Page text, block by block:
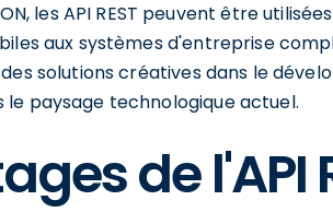
les API REST peuvent être
aux systèmes d'entreprise
solutions créatives dans le
le paysage technologique actuel.
de l'API